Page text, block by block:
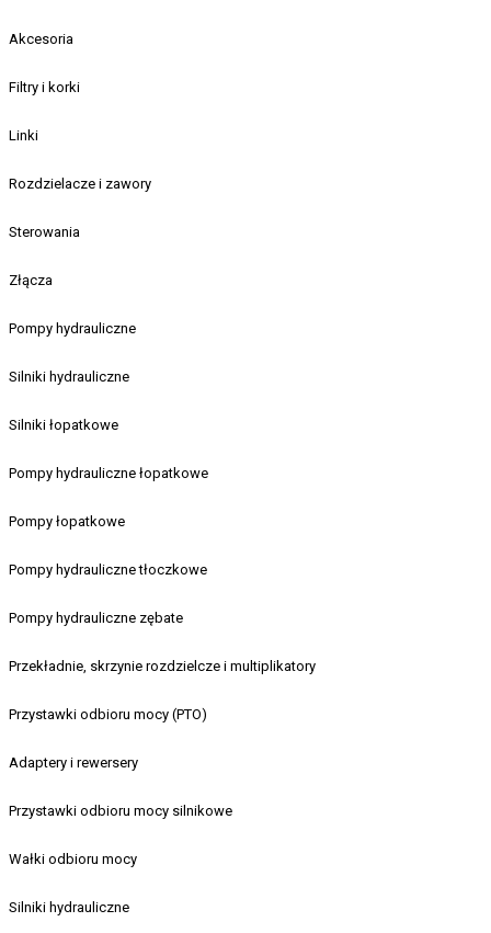
Akcesoria
Filtry i korki
Linki
Rozdzielacze i zawory
Sterowania
Złącza
Pompy hydrauliczne
Silniki hydrauliczne
Silniki łopatkowe
Pompy hydrauliczne łopatkowe
Pompy łopatkowe
Pompy hydrauliczne tłoczkowe
Pompy hydrauliczne zębate
Przekładnie, skrzynie rozdzielcze i multiplikatory
Przystawki odbioru mocy (PTO)
Adaptery i rewersery
Przystawki odbioru mocy silnikowe
Wałki odbioru mocy
Silniki hydrauliczne